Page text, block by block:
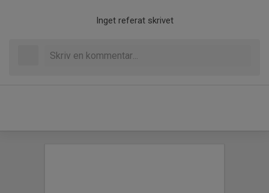
Inget referat skrivet